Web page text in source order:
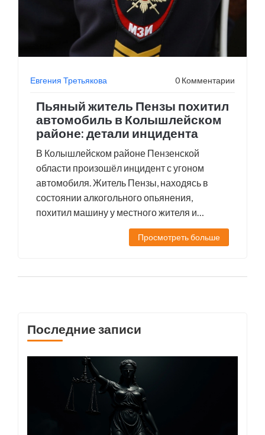
Евгения Третьякова 0 Комментарии
Пьяный житель Пензы похитил
автомобиль в Колышлейском
районе: детали инцидента
В Колышлейском районе Пензенской
области произошёл инцидент с угоном
автомобиля. Житель Пензы, находясь в
состоянии алкогольного опьянения,
похитил машину у местного жителя и
проехал всего 500 метров, прежде чем был
задержан правоохранителями. Против
Просмотреть больше
Последние записи